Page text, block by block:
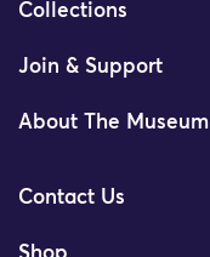
Collections
Join & Support
About The Museum
Contact Us